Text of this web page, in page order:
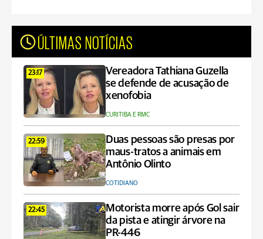
ÚLTIMAS NOTÍCIAS
23:17
Vereadora Tathiana Guzella
se defende de acusação de
xenofobia
CURITIBA E RMC
22:59
Duas pessoas são presas por
maus-tratos a animais em
Antônio Olinto
COTIDIANO
22:45
Motorista morre após Gol sair
da pista e atingir árvore na
PR-446